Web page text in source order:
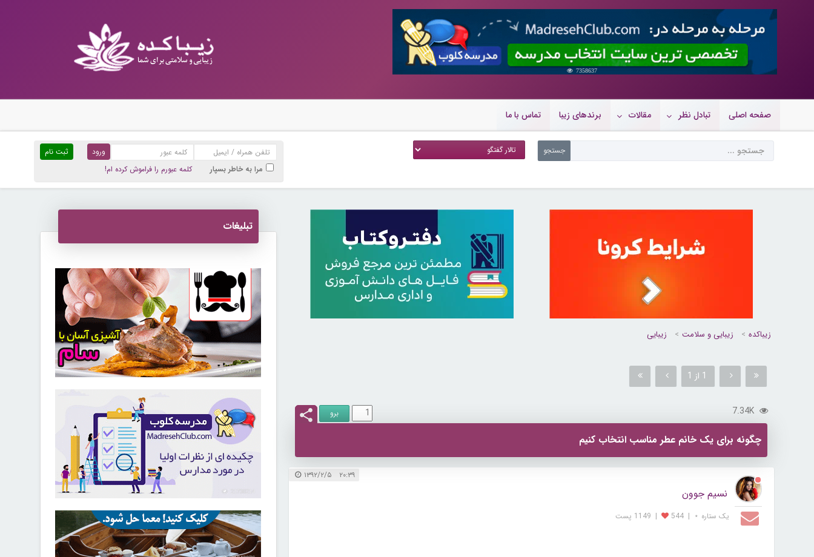
7358637
صفحه اصلی تبادل نظر مقالات برندهای زیبا تماس با ما
ثبت نام
مرا به خاطر بسپار
کلمه عبورم را فراموش کرده ام!
زیباکده زیبایی و سلامت زیبایی
1 از 1
7.34K
چگونه برای یک خانم عطر مناسب انتخاب کنیم
۲۰:۳۹ ۱۳۹۲/۲/۵
نسیم جوون
یک ستاره ⋆ |
544
| 1149 پست
تبلیغات
30256919